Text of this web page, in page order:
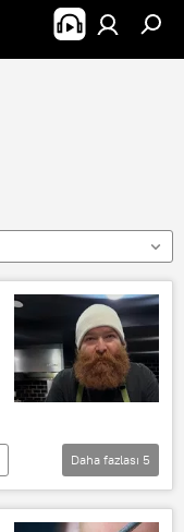
Daha fazlası 5